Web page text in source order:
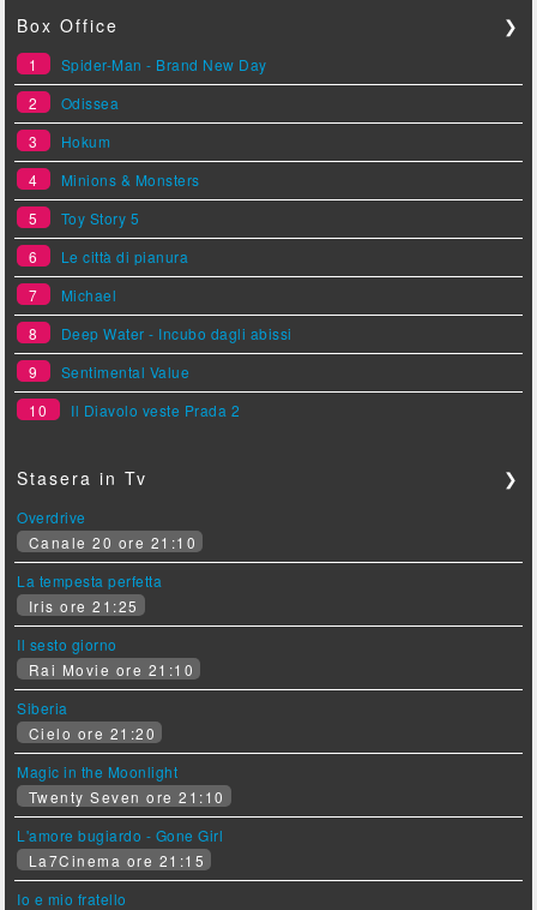
Box Office ❯
1
Spider-Man - Brand New Day
2
Odissea
3
Hokum
4
Minions & Monsters
5
Toy Story 5
6
Le città di pianura
7
Michael
8
Deep Water - Incubo dagli abissi
9
Sentimental Value
10
Il Diavolo veste Prada 2
Stasera in Tv ❯
Overdrive
Canale 20 ore 21:10
La tempesta perfetta
Iris ore 21:25
Il sesto giorno
Rai Movie ore 21:10
Siberia
Cielo ore 21:20
Magic in the Moonlight
Twenty Seven ore 21:10
L'amore bugiardo - Gone Girl
La7Cinema ore 21:15
Io e mio fratello